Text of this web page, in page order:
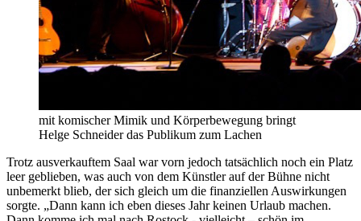
mit komischer Mimik und Körperbewegung bringt
Helge Schneider das Publikum zum Lachen
Trotz ausverkauftem Saal war vorn jedoch tatsächlich noch ein Platz
leer geblieben, was auch von dem Künstler auf der Bühne nicht
unbemerkt blieb, der sich gleich um die finanziellen Auswirkungen
sorgte. „Dann kann ich eben dieses Jahr keinen Urlaub machen.